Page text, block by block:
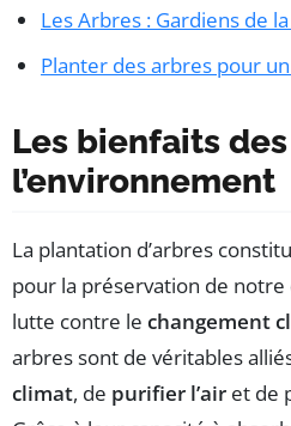
Les Arbres : Gardiens de
Planter des arbres pour
Les bienfaits
l’environnement
La plantation d’arbres
pour la préservation de notre
lutte contre le changement
arbres sont de véritables
climat, de purifier l’air et de